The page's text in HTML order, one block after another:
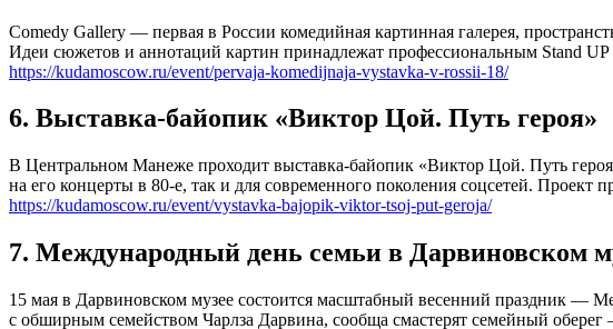
Comedy Gallery — первая в России комедийная картинная галерея,
Идеи сюжетов и аннотаций картин принадлежат профессиональным Stand
https://kudamoscow.ru/event/pervaja-komedijnaja-vystavka-v-rossii-18/
6. Выставка-байопик «Виктор Цой. Путь героя»
В Центральном Манеже проходит выставка-байопик «Виктор Цой. Путь
на его концерты в 80-е, так и для современного поколения соцсетей.
https://kudamoscow.ru/event/vystavka-bajopik-viktor-tsoj-put-geroja/
7. Международный день семьи в Дарвиновском
15 мая в Дарвиновском музее состоится масштабный весенний праздник —
с обширным семейством Чарлза Дарвина, сообща смастерят семейный